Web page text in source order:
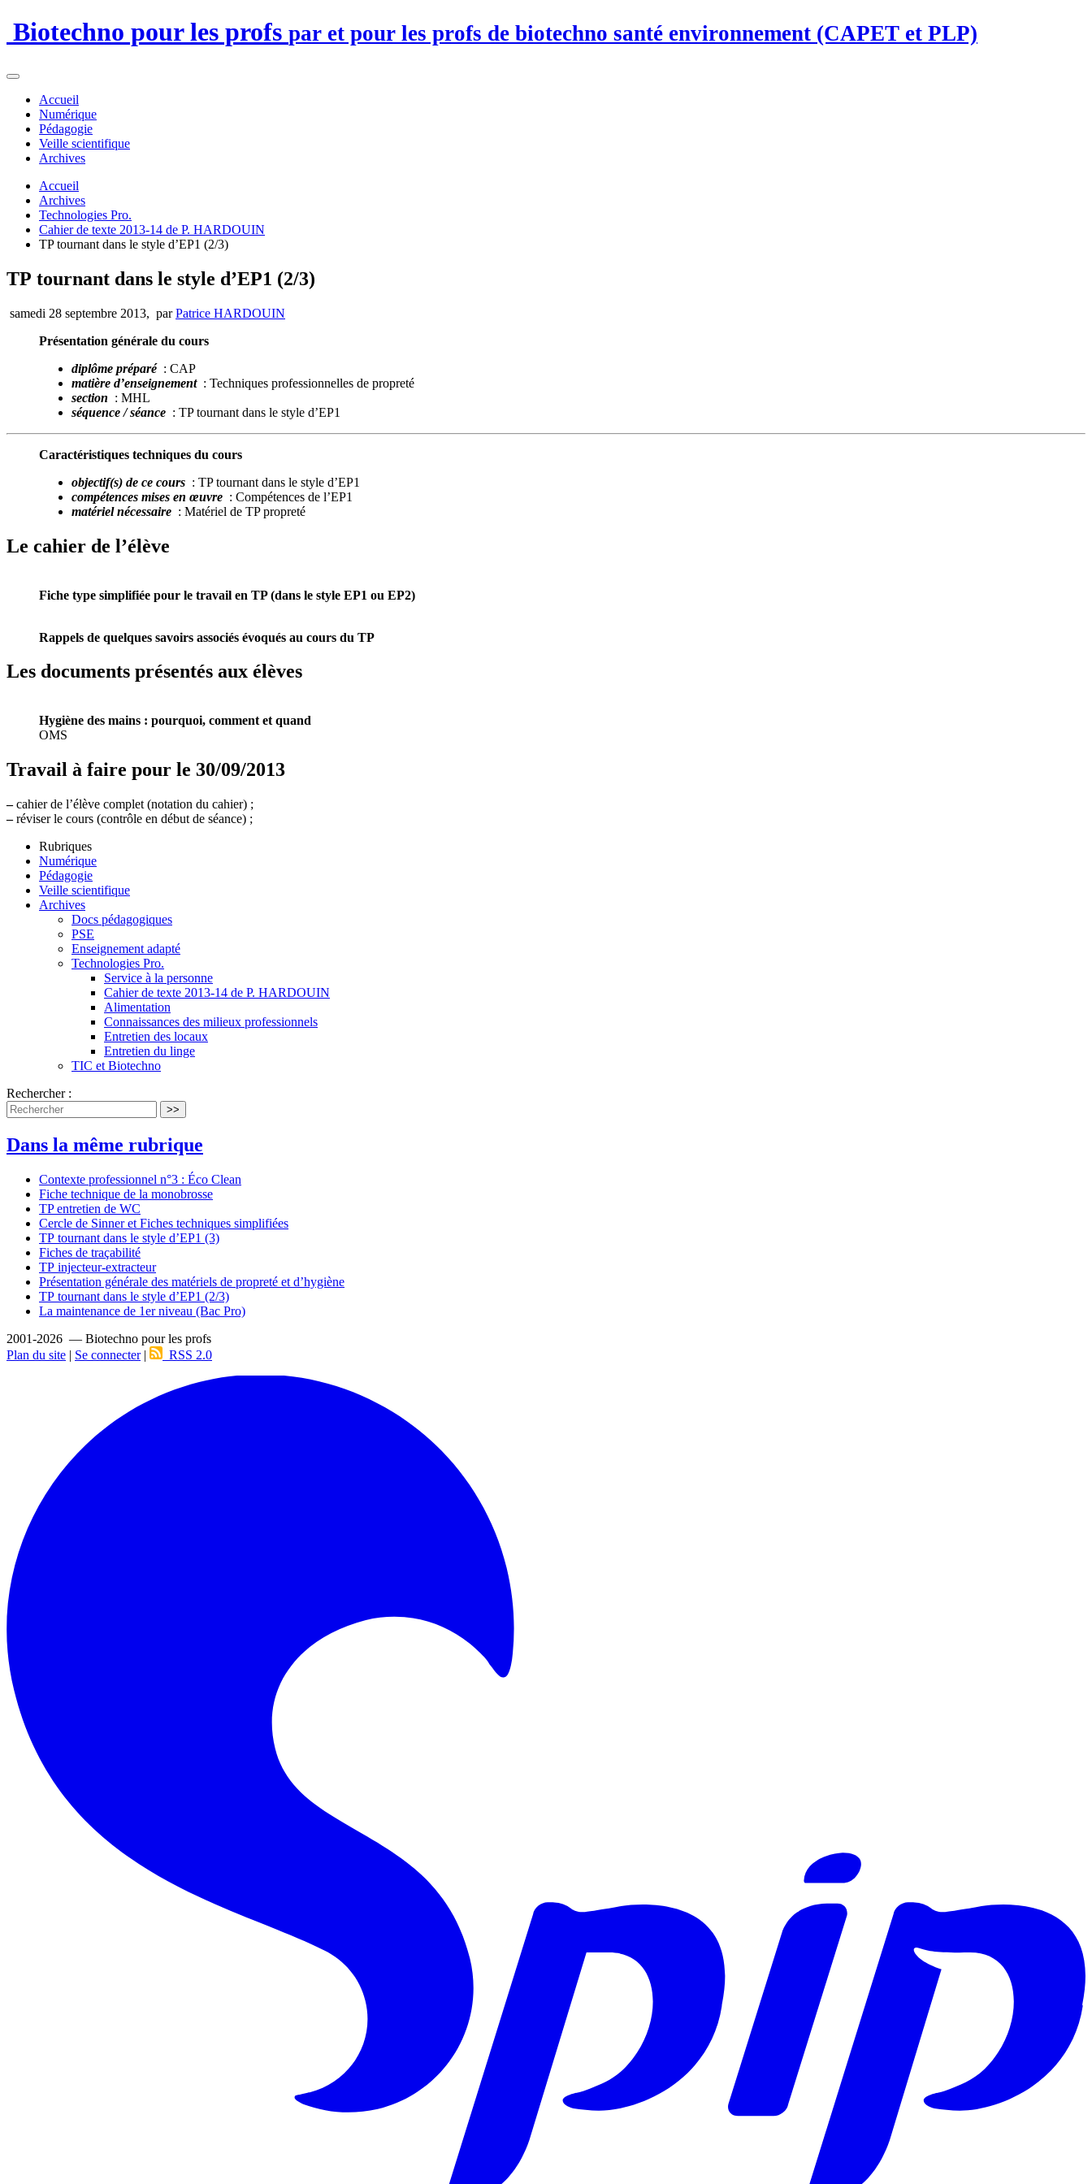
Biotechno pour les profs par et pour les profs de biotechno santé environnement (CAPET et PLP)
Accueil
Numérique
Pédagogie
Veille scientifique
Archives
Accueil
Archives
Technologies Pro.
Cahier de texte 2013-14 de P. HARDOUIN
TP tournant dans le style d’EP1 (2/3)
TP tournant dans le style d’EP1 (2/3)
samedi 28 septembre 2013, parPatrice HARDOUIN
Présentation générale du cours
diplôme préparé : CAP
matière d’enseignement : Techniques professionnelles de propreté
section : MHL
séquence / séance : TP tournant dans le style d’EP1
Caractéristiques techniques du cours
objectif(s) de ce cours : TP tournant dans le style d’EP1
compétences mises en œuvre : Compétences de l’EP1
matériel nécessaire : Matériel de TP propreté
Le cahier de l’élève
Fiche type simplifiée pour le travail en TP (dans le style EP1 ou EP2)
Rappels de quelques savoirs associés évoqués au cours du TP
Les documents présentés aux élèves
Hygiène des mains : pourquoi, comment et quand
OMS
Travail à faire pour le 30/09/2013
–cahier de l’élève complet (notation du cahier) ;
–réviser le cours (contrôle en début de séance) ;
Rubriques
Numérique
Pédagogie
Veille scientifique
Archives
Docs pédagogiques
PSE
Enseignement adapté
Technologies Pro.
Service à la personne
Cahier de texte 2013-14 de P. HARDOUIN
Alimentation
Connaissances des milieux professionnels
Entretien des locaux
Entretien du linge
TIC et Biotechno
Rechercher :
>>
Dans la même rubrique
Contexte professionnel n°3 : Éco Clean
Fiche technique de la monobrosse
TP entretien de WC
Cercle de Sinner et Fiches techniques simplifiées
TP tournant dans le style d’EP1 (3)
Fiches de traçabilité
TP injecteur-extracteur
Présentation générale des matériels de propreté et d’hygiène
TP tournant dans le style d’EP1 (2/3)
La maintenance de 1er niveau (Bac Pro)
2001-2026 — Biotechno pour les profs
Plan du site | Se connecter| RSS 2.0